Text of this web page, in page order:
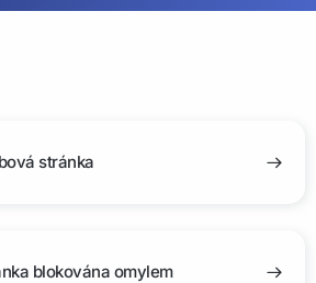
stránka
blokována omylem